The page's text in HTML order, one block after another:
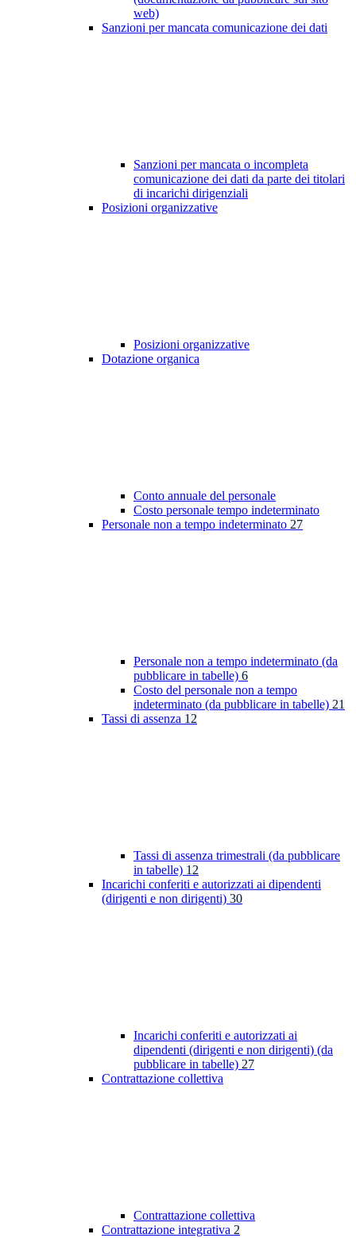
web)
Sanzioni per mancata comunicazione dei dati
Sanzioni per mancata o incompleta
comunicazione dei dati da parte dei titolari
di incarichi dirigenziali
Posizioni organizzative
Posizioni organizzative
Dotazione organica
Conto annuale del personale
Costo personale tempo indeterminato
Personale non a tempo indeterminato 27
Personale non a tempo indeterminato (da
pubblicare in tabelle) 6
Costo del personale non a tempo
indeterminato (da pubblicare in tabelle) 21
Tassi di assenza 12
Tassi di assenza trimestrali (da pubblicare
in tabelle) 12
Incarichi conferiti e autorizzati ai dipendenti
(dirigenti e non dirigenti) 30
Incarichi conferiti e autorizzati ai
dipendenti (dirigenti e non dirigenti) (da
pubblicare in tabelle) 27
Contrattazione collettiva
Contrattazione collettiva
Contrattazione integrativa 2